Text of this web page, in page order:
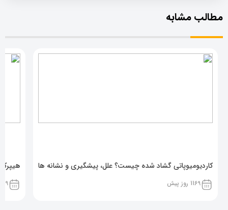
مطالب مشابه
کاردیومیوپاتی گشاد شده چیست؟ علل، پیشگیری و نشانه ها
1169 روز پیش 1169